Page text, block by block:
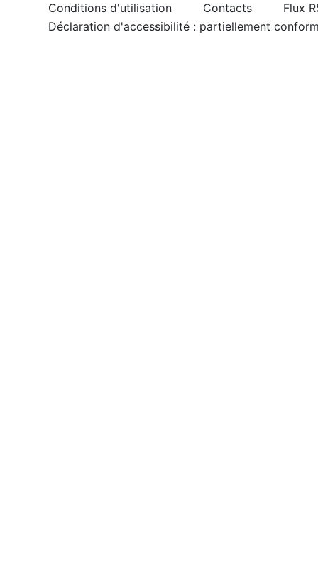
Conditions d'utilisation Contacts
Flux
Déclaration d'accessibilité : partiellement